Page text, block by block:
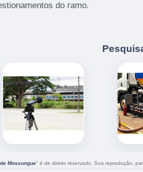
do ramo.
Mossungue" é de direito reservado. Sua reprodução,